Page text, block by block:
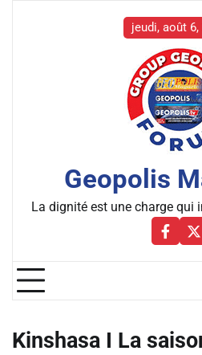
jeudi, août 6,
Geopolis
La dignité est une charge qui
X
Kinshasa I La